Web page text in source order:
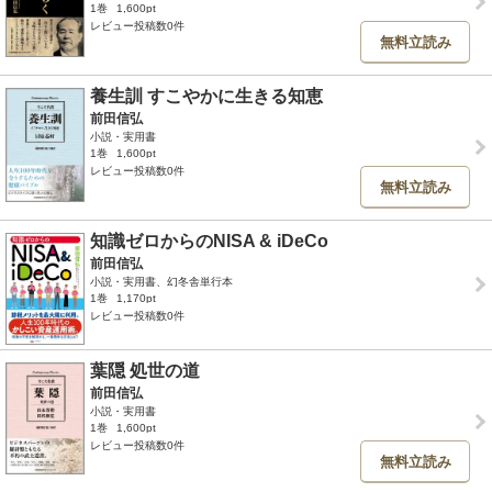
1巻
1,600pt
レビュー投稿数0件
無料立読み
養生訓 すこやかに生きる知恵
前田信弘
小説・実用書
1巻
1,600pt
レビュー投稿数0件
無料立読み
知識ゼロからのNISA & iDeCo
前田信弘
小説・実用書、幻冬舎単行本
1巻
1,170pt
レビュー投稿数0件
葉隠 処世の道
前田信弘
小説・実用書
1巻
1,600pt
レビュー投稿数0件
無料立読み